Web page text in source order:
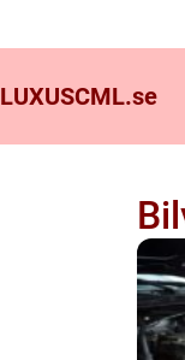
LUXUSCML.se